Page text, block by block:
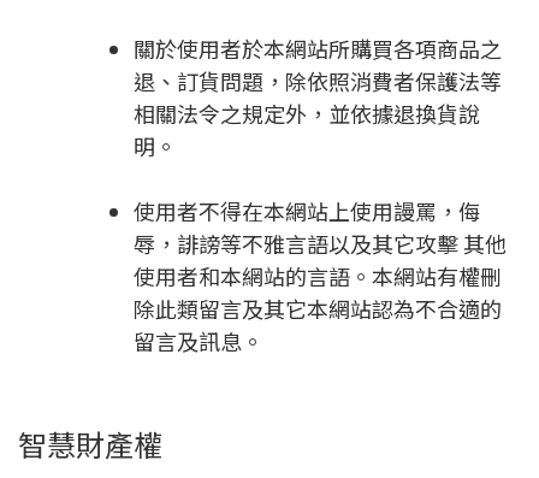
關於使用者於本網站所購買各項商品之
退、訂貨問題，除依照消費者保護法等
相關法令之規定外，並依據退換貨說
明。
使用者不得在本網站上使用謾罵，侮
辱，誹謗等不雅言語以及其它攻擊 其他
使用者和本網站的言語。本網站有權刪
除此類留言及其它本網站認為不合適的
留言及訊息。
智慧財產權